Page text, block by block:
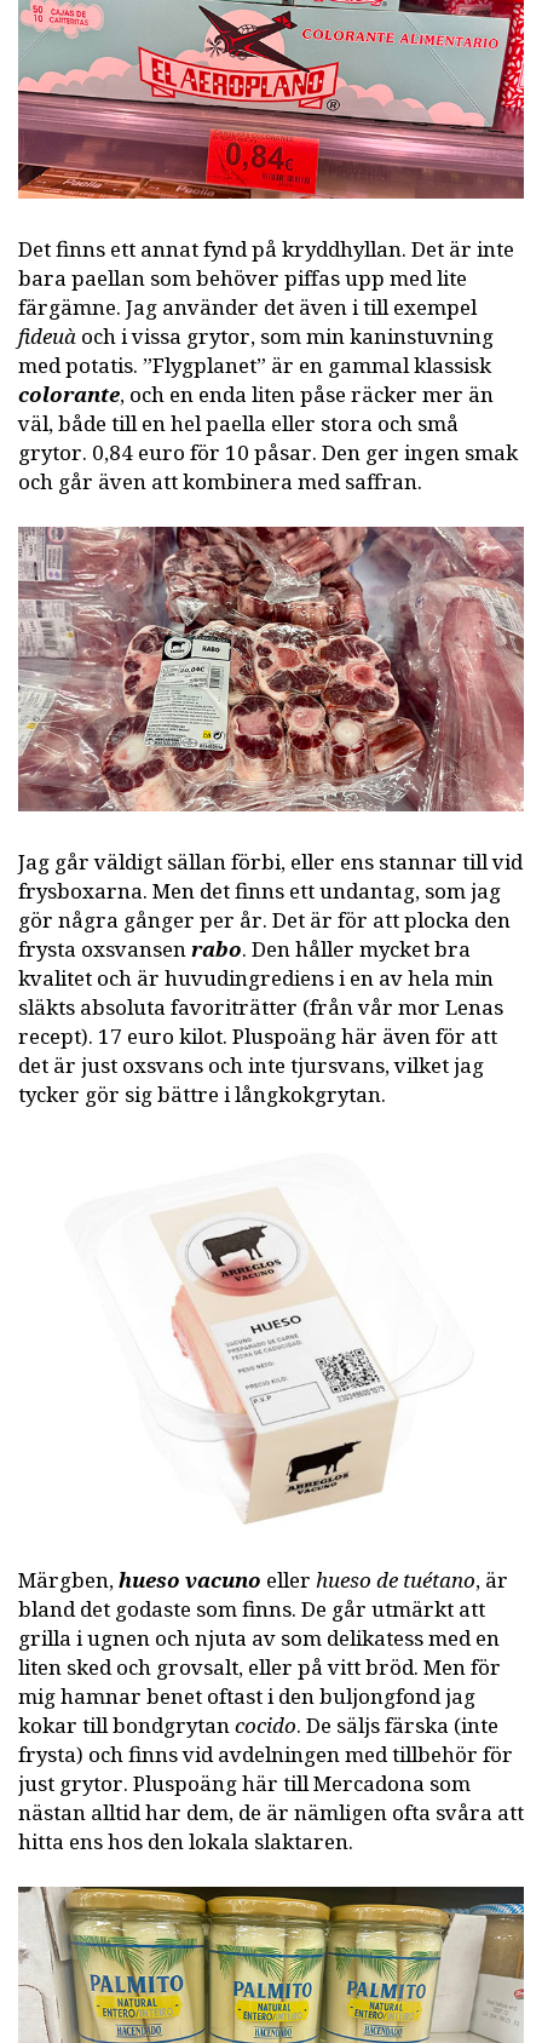
Det finns ett annat fynd på kryddhyllan. Det är inte
bara paellan som behöver piffas upp med lite
färgämne. Jag använder det även i till exempel
fideuà och i vissa grytor, som min kaninstuvning
med potatis. ”Flygplanet” är en gammal klassisk
colorante, och en enda liten påse räcker mer än
väl, både till en hel paella eller stora och små
grytor. 0,84 euro för 10 påsar. Den ger ingen smak
och går även att kombinera med saffran.
Jag går väldigt sällan förbi, eller ens stannar till vid
frysboxarna. Men det finns ett undantag, som jag
gör några gånger per år. Det är för att plocka den
frysta oxsvansenrabo. Den håller mycket bra
kvalitet och är huvudingrediens i en av hela min
släkts absoluta favoriträtter (från vår mor Lenas
recept). 17 euro kilot. Pluspoäng här även för att
det är just oxsvans och inte tjursvans, vilket jag
tycker gör sig bättre i långkokgrytan.
Märgben,hueso vacuno eller hueso de tuétano, är
bland det godaste som finns. De går utmärkt att
grilla i ugnen och njuta av som delikatess med en
liten sked och grovsalt, eller på vitt bröd. Men för
mig hamnar benet oftast i den buljongfond jag
kokar till bondgrytancocido. De säljs färska (inte
frysta) och finns vid avdelningen med tillbehör för
just grytor. Pluspoäng här till Mercadona som
nästan alltid har dem, de är nämligen ofta svåra att
hitta ens hos den lokala slaktaren.